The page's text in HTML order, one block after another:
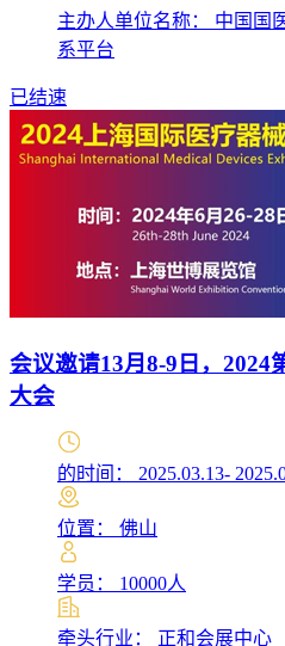
主办人单位名称： 中国国
系平台
已结速
会议邀请13月8-9日，2024
大会
的时间： 2025.03.13-
位置： 佛山
学员： 10000人
牵头行业： 正和会展中心